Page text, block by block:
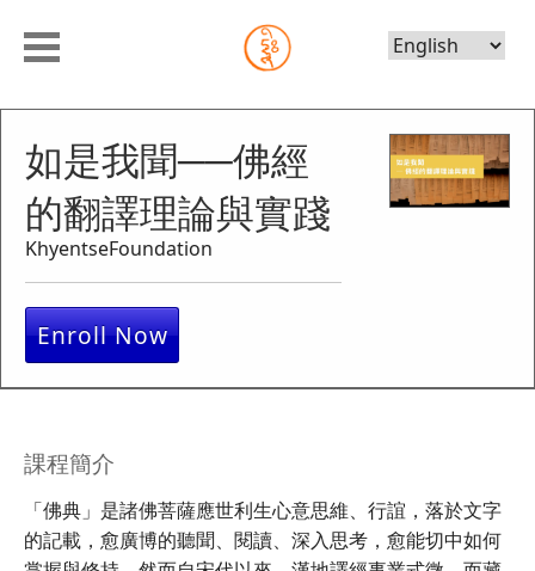
Choose
如是我聞──佛經
的翻譯理論與實踐
KhyentseFoundation
Enroll Now
課程簡介
「佛典」是諸佛菩薩應世利生心意思維、行誼，落於文字
的記載，愈廣博的聽聞、閱讀、深入思考，愈能切中如何